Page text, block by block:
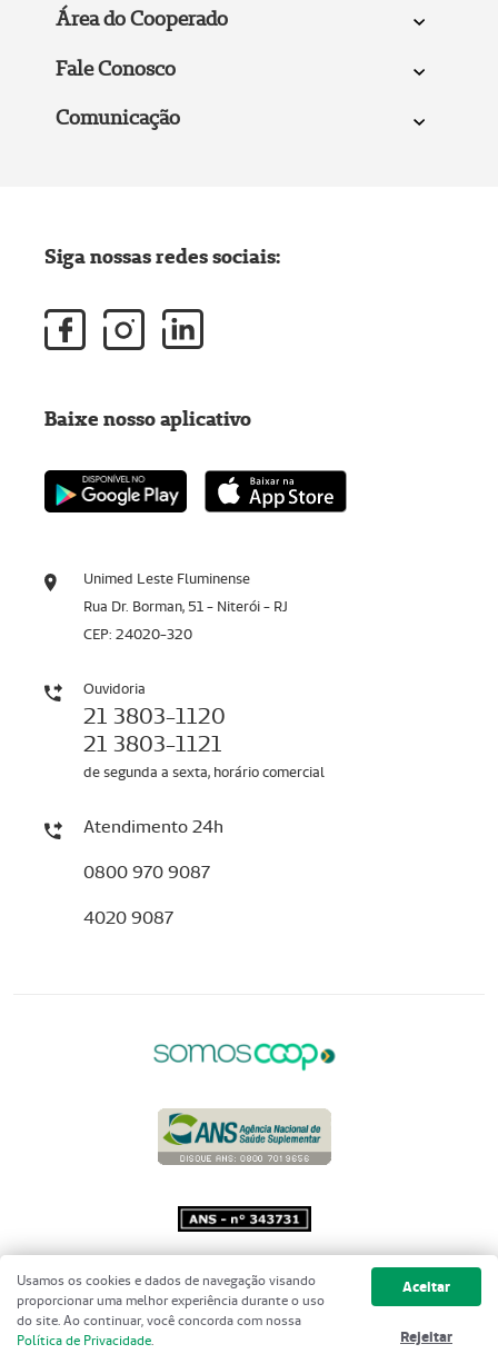
Área do Cooperado
Fale Conosco
Comunicação
Unimed Leste Fluminense
Rua Dr. Borman, 51 - Niterói - RJ
CEP: 24020-320
Ouvidoria
21 3803-1120
21 3803-1121
de segunda a sexta, horário comercial
Atendimento 24h
0800 970 9087
4020 9087
Siga nossas redes sociais:
Baixe nosso aplicativo
Copyright 2001 - 2026 Unimed do
Brasil - Todos os direitos reservados
Usamos os cookies e dados de navegação visando
proporcionar uma melhor experiência durante o uso
do site. Ao continuar, você concorda com nossa
Política de Privacidade.
Aceitar
Rejeitar